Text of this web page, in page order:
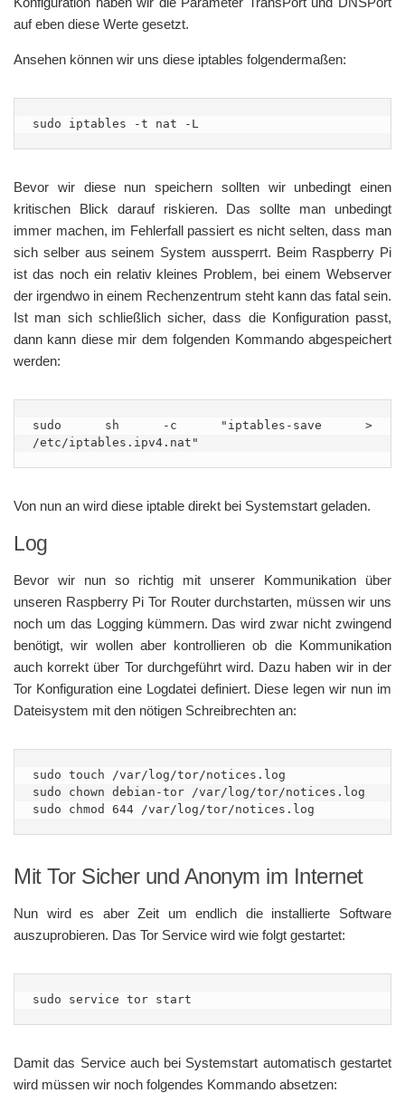
auf eben diese Werte gesetzt.
Ansehen können wir uns diese iptables folgendermaßen:
sudo iptables -t nat -L
Bevor wir diese nun speichern sollten wir unbedingt einen
kritischen Blick darauf riskieren. Das sollte man unbedingt
immer machen, im Fehlerfall passiert es nicht selten, dass man
sich selber aus seinem System aussperrt. Beim Raspberry Pi
ist das noch ein relativ kleines Problem, bei einem Webserver
der irgendwo in einem Rechenzentrum steht kann das fatal sein.
Ist man sich schließlich sicher, dass die Konfiguration passt,
dann kann diese mir dem folgenden Kommando abgespeichert
werden:
sudo sh -c "iptables-save >
/etc/iptables.ipv4.nat"
Von nun an wird diese iptable direkt bei Systemstart geladen.
Log
Bevor wir nun so richtig mit unserer Kommunikation über
unseren Raspberry Pi Tor Router durchstarten, müssen wir uns
noch um das Logging kümmern. Das wird zwar nicht zwingend
benötigt, wir wollen aber kontrollieren ob die Kommunikation
auch korrekt über Tor durchgeführt wird. Dazu haben wir in der
Tor Konfiguration eine Logdatei definiert. Diese legen wir nun im
Dateisystem mit den nötigen Schreibrechten an:
sudo touch /var/log/tor/notices.log
sudo chown debian-tor /var/log/tor/notices.log
sudo chmod 644 /var/log/tor/notices.log
Mit Tor Sicher und Anonym im Internet
Nun wird es aber Zeit um endlich die installierte Software
auszuprobieren. Das Tor Service wird wie folgt gestartet:
sudo service tor start
Damit das Service auch bei Systemstart automatisch gestartet
wird müssen wir noch folgendes Kommando absetzen: